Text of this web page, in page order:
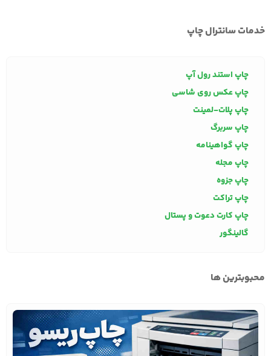
خدمات سانترال چاپ
چاپ استند رول آپ
چاپ عکس روی شاسی
چاپ پلات-لمینت
چاپ سربرگ
چاپ گواهینامه
چاپ مجله
چاپ جزوه
چاپ تراکت
چاپ کارت دعوت و پستال
گالینگور
محبوبترین ها